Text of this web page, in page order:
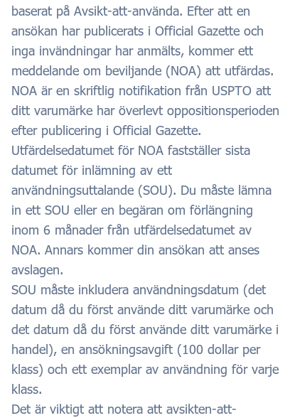
baserat på Avsikt-att-använda. Efter att en
ansökan har publicerats i Official Gazette och
inga invändningar har anmälts, kommer ett
meddelande om beviljande (NOA) att utfärdas.
NOA är en skriftlig notifikation från USPTO att
ditt varumärke har överlevt oppositionsperioden
efter publicering i Official Gazette.
Utfärdelsedatumet för NOA fastställer sista
datumet för inlämning av ett
användningsuttalande (SOU). Du måste lämna
in ett SOU eller en begäran om förlängning
inom 6 månader från utfärdelsedatumet av
NOA. Annars kommer din ansökan att anses
avslagen.
SOU måste inkludera användningsdatum (det
datum då du först använde ditt varumärke och
det datum då du först använde ditt varumärke i
handel), en ansökningsavgift (100 dollar per
klass) och ett exemplar av användning för varje
klass.
Det är viktigt att notera att avsikten-att-